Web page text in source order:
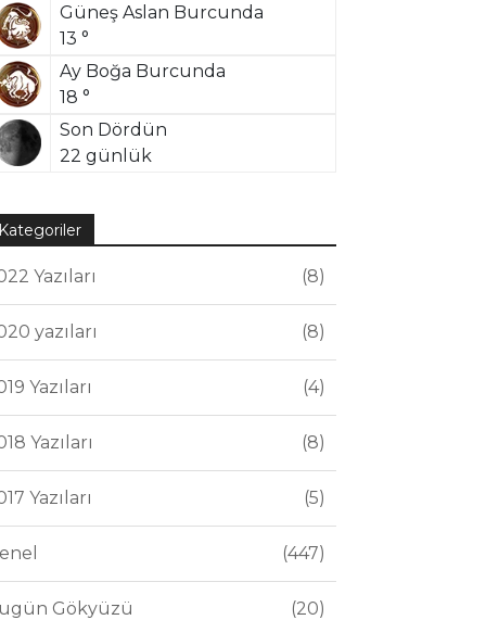
Güneş Aslan Burcunda
13 °
Ay Boğa Burcunda
18 °
Son Dördün
22 günlük
Kategoriler
Yazıları 8
yazıları 8
Yazıları 4
Yazıları 8
Yazıları 5
447
Gökyüzü 20